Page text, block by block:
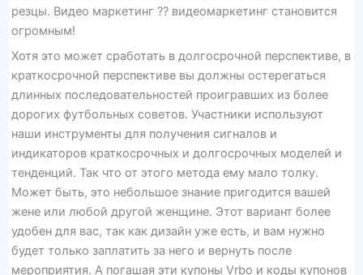
резцы. Видео маркетинг ?? видеомаркетинг становится
огромным!
Хотя это может сработать в долгосрочной перспективе, в
краткосрочной перспективе вы должны остерегаться
длинных последовательностей проигравших из более
дорогих футбольных советов. Участники используют
наши инструменты для получения сигналов и
индикаторов краткосрочных и долгосрочных моделей и
тенденций. Так что от этого метода ему мало толку.
Может быть, это небольшое знание пригодится вашей
жене или любой другой женщине. Этот вариант более
удобен для вас, так как дизайн уже есть, и вам нужно
будет только заплатить за него и вернуть после
мероприятия. А погашая эти купоны Vrbo и коды купонов